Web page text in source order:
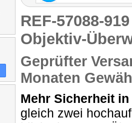
REF-57088-
Objektiv-
Geprüfter
Monaten
Mehr Sicherheit
gleich zwei